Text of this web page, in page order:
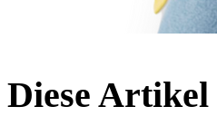
Diese Artikel